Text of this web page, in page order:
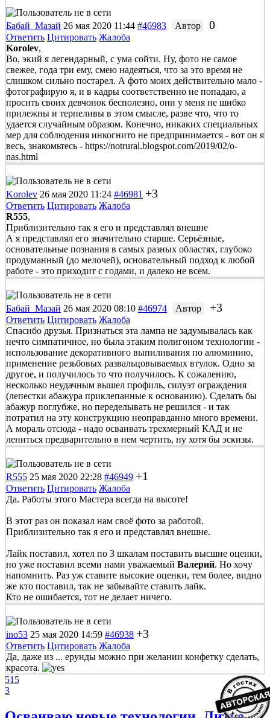
Бабай_Мазай 26 мая 2020 11:44 #46983 Автор 0
Ответить Цитировать Жалоба
Korolev,
Во, экий я легендарный, с ума сойти. Ну, фото не самое
свежее, года три ему, смею надеяться, что за это время не
слишком сильно постарел. А фото моих действительно мало -
фотографирую я, и в кадры соответственно не попадаю, а
просить своих девчонок бесполезно, они у меня не шибко
прилежны и терпеливы в этом смысле, разве что, что то
удается случайным образом. Конечно, никаких специальных
мер для соблюдения инкогнито не предпринимается - вот он я
весь, знакомьтесь - https://notrural.blogspot.com/2019/02/o-
nas.html
Korolev 26 мая 2020 11:24 #46981 +3
Ответить Цитировать Жалоба
R555,
Приблизительно так я его и представлял внешне
А я представлял его значительно старше. Серьёзные,
основательные познания в самых разных областях, глубоко
продуманный (до мелочей), основательный подход к любой
работе - это приходит с годами, и далеко не всем.
Бабай_Мазай 26 мая 2020 08:10 #46974 Автор +3
Ответить Цитировать Жалоба
Спасибо друзья. Признаться эта лампа не задумывалась как
нечто симпатичное, но была этаким полигоном технологии -
использование декоративного выпиливания по алюминию,
применение резьбовых развальцовываемых втулок. Одно за
другое, и получилось то что получилось. К сожалению,
несколько неудачным вышел профиль, силуэт ограждения
(лепестки абажура приклепанные к основанию). Сделать бы
абажур поглубже, но переделывать не решился - и так
потратил на эту конструкцию неоправданно много времени.
А мораль отсюда - надо осваивать трехмерный КАД и не
лениться предварительно в нем чертить, ну хотя бы эскизы.
R555 25 мая 2020 22:28 #46949 +1
Ответить Цитировать Жалоба
Да. Работы этого Мастера всегда на высоте!
В этот раз он показал нам своё фото за работой.
Приблизительно так я его и представлял внешне.
Лайк поставил, хотел по 3 шкалам поставить высшие оценки,
но уже поставил всеми нами уважаемый Валерий. Но хочу
напомнить. Раз уж ставите высокие оценки, тем более, видно
же кто поставил, так не забывайте ставить лайк.
Кто не ошибается, тот не делает ничего.
ino53 25 мая 2020 14:59 #46938 +3
Ответить Цитировать Жалоба
Да, даже из ... ерунды можно при желании конфетку сделать,
красота.
515
3